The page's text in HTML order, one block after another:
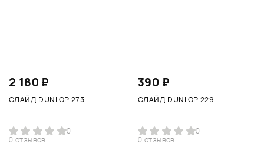
2 180 ₽
СЛАЙД DUNLOP 273
0
0 отзывов
390 ₽
СЛАЙД DUNLOP 229
0
0 отзывов